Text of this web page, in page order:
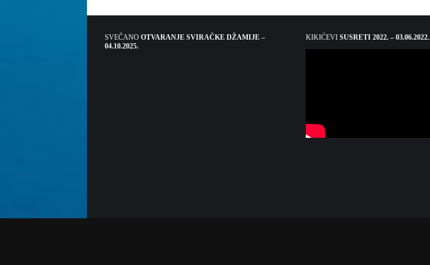
SVEČANO OTVARANJE SVIRAČKE DŽAMIJE –
04.10.2025.
KIKIĆEVI SUSRETI 2022. – 03.06.2022.